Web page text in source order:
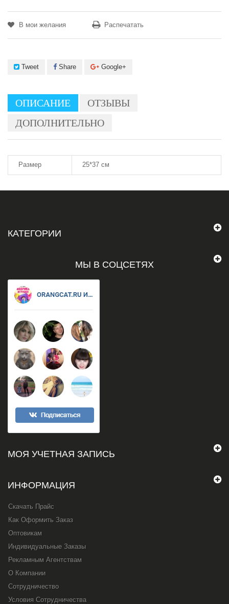
В мои желания Распечатать
Tweet Share Google+
ОПИСАНИЕ
ОТЗЫВЫ
ДОПОЛНИТЕЛЬНО
Размер 25*37 см
КАТЕГОРИИ
МЫ В СОЦСЕТЯХ
МОЯ УЧЕТНАЯ ЗАПИСЬ
ИНФОРМАЦИЯ
Скачать Прайс
Как Оформить Заказ
Оптовикам
Индивидуальные Заказы
Рекламным Агентствам
О Компании
Сотрудничество
Условия Сотрудничества